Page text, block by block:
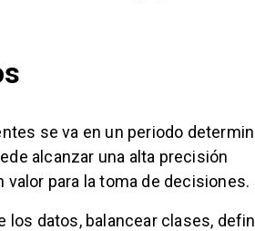
se va en un periodo
alcanzar una alta precisión
para la toma de decisiones.
los datos, balancear clases,